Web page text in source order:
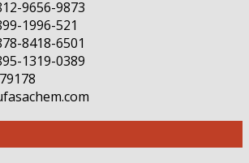
9656-9873
1996-521
8418-6501
1319-0389